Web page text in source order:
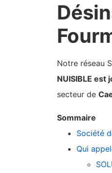
Notre réseau
NUISIBLE
secteur de
Sommaire
Société
Qui